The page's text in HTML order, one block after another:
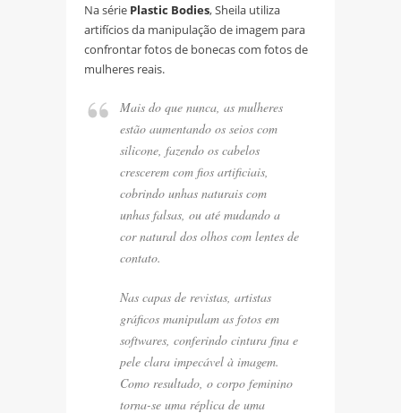
Na série Plastic Bodies, Sheila utiliza
artifícios da manipulação de imagem para
confrontar fotos de bonecas com fotos de
mulheres reais.
Mais do que nunca, as mulheres
estão aumentando os seios com
silicone, fazendo os cabelos
crescerem com fios artificiais,
cobrindo unhas naturais com
unhas falsas, ou até mudando a
cor natural dos olhos com lentes de
contato.
Nas capas de revistas, artistas
gráficos manipulam as fotos em
softwares, conferindo cintura fina e
pele clara impecável à imagem.
Como resultado, o corpo feminino
torna-se uma réplica de uma